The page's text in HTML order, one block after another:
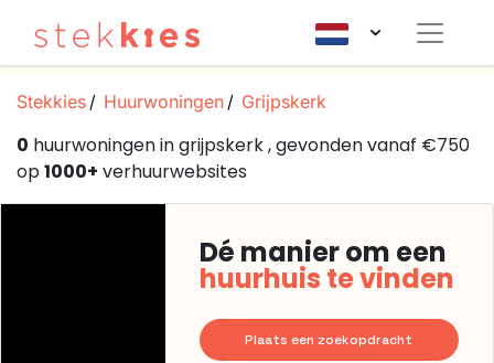
Stekkies Huurwoningen Grijpskerk
0 huurwoningen in grijpskerk , gevonden vanaf €750
op1000+ verhuurwebsites
Dé manier om een
huurhuis te vinden
Plaats een zoekopdracht